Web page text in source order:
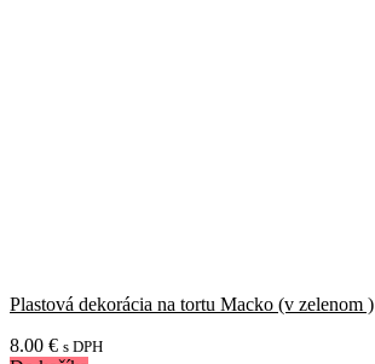
Plastová dekorácia na tortu Macko (v zelenom )
8.00 € s DPH